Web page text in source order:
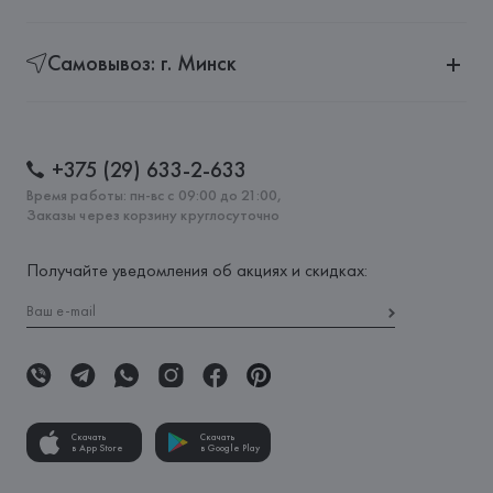
Самовывоз: г. Минск
+375 (29) 633-2-633
Время работы: пн-вс с 09:00 до 21:00,
Заказы через корзину круглосуточно
Получайте уведомления об акциях и скидках:
Скачать
в App Store
Скачать
в Google Play